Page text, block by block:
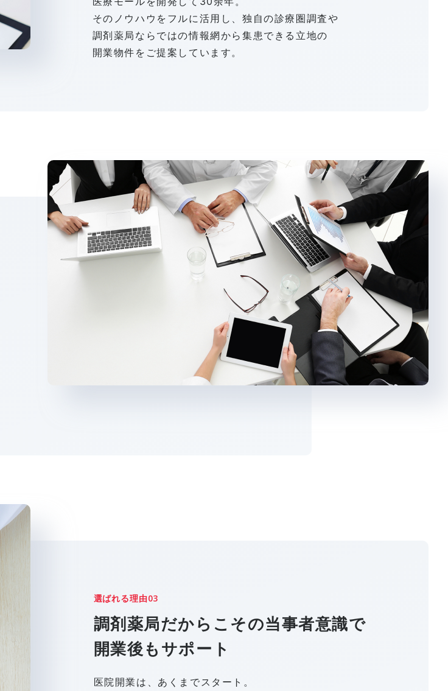
そのノウハウをフルに活用し、独自の診療圏調査や
調剤薬局ならではの情報網から集患できる立地の
開業物件をご提案しています。
選ばれる理由03
調剤薬局だからこその当事者意識で
開業後もサポート
医院開業は、あくまでスタート。